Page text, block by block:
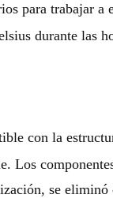
para trabajar a
durante las
con la
Los
se